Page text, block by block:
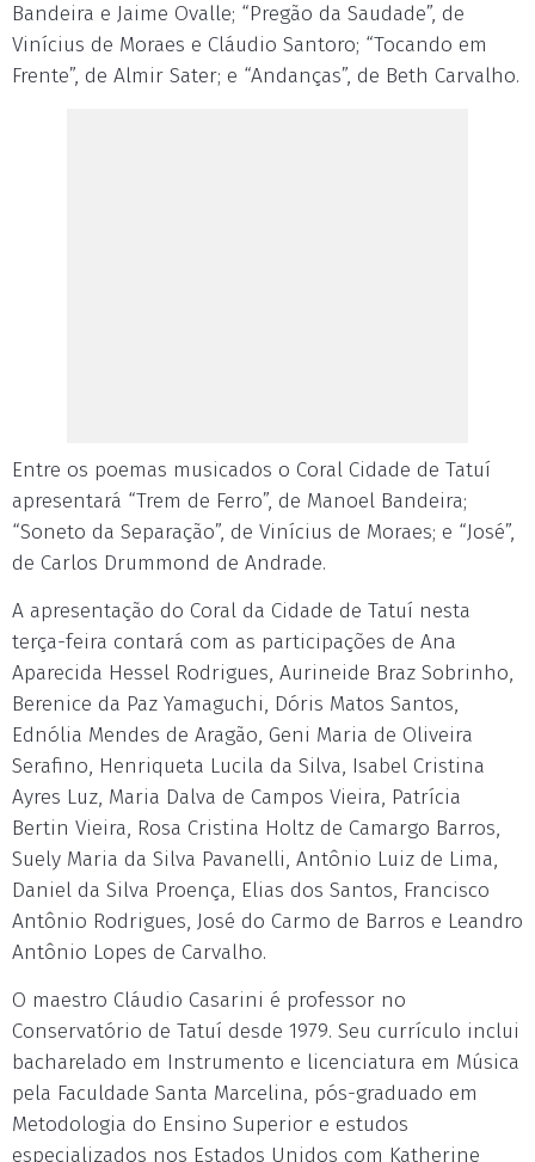
Bandeira e Jaime Ovalle; “Pregão da Saudade”, de
Vinícius de Moraes e Cláudio Santoro; “Tocando em
Frente”, de Almir Sater; e “Andanças”, de Beth Carvalho.
Entre os poemas musicados o Coral Cidade de Tatuí
apresentará “Trem de Ferro”, de Manoel Bandeira;
“Soneto da Separação”, de Vinícius de Moraes; e “José”,
de Carlos Drummond de Andrade.
A apresentação do Coral da Cidade de Tatuí nesta
terça-feira contará com as participações de Ana
Aparecida Hessel Rodrigues, Aurineide Braz Sobrinho,
Berenice da Paz Yamaguchi, Dóris Matos Santos,
Ednólia Mendes de Aragão, Geni Maria de Oliveira
Serafino, Henriqueta Lucila da Silva, Isabel Cristina
Ayres Luz, Maria Dalva de Campos Vieira, Patrícia
Bertin Vieira, Rosa Cristina Holtz de Camargo Barros,
Suely Maria da Silva Pavanelli, Antônio Luiz de Lima,
Daniel da Silva Proença, Elias dos Santos, Francisco
Antônio Rodrigues, José do Carmo de Barros e Leandro
Antônio Lopes de Carvalho.
O maestro Cláudio Casarini é professor no
Conservatório de Tatuí desde 1979. Seu currículo inclui
bacharelado em Instrumento e licenciatura em Música
pela Faculdade Santa Marcelina, pós-graduado em
Metodologia do Ensino Superior e estudos
especializados nos Estados Unidos com Katherine